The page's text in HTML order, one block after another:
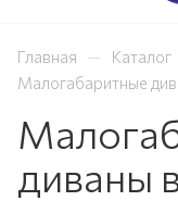
Главная — Каталог
Малогабаритные
диваны